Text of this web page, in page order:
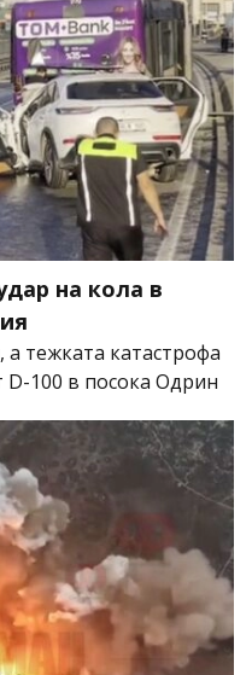
на кола в
тежката катастрофа
100 в посока Одрин